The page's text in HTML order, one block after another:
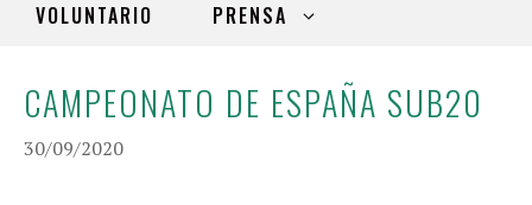
VOLUNTARIO PRENSA
CAMPEONATO DE ESPAÑA SUB20
30/09/2020